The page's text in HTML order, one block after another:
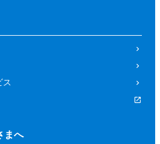
を問いません。）としま
らず、以下の各号に該当す
と当社が判断した場合は、
り消すことができるものと
府組織その他の反社会的組
ス
まへ